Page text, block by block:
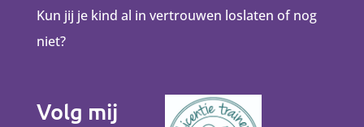
Kun jij je kind al in vertrouwen loslaten of nog
niet?
Volg mij